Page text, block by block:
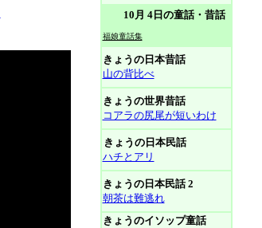
10月 4日の童話・昔話
福娘童話集
きょうの日本昔話
山の背比べ
きょうの世界昔話
コアラの尻尾が短いわけ
きょうの日本民話
ハチとアリ
きょうの日本民話 2
朝茶は難逃れ
きょうのイソップ童話